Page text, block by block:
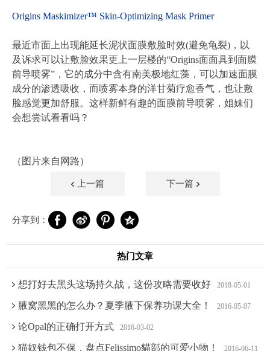
Origins Maskimizer™ Skin-Optimizing Mask Primer
最近市面上出现能延长泥状面膜敷脸时效(避免龟裂)，以
及诉求可以让敷脸效果更上一层楼的“Origins面面具到面膜
前导喷雾”，它的成分中含有南美极地红藻，可以加速面膜
成分的渗透吸收，而喷雾本身的洋甘菊疗愈香气，也让敷
脸感觉更加舒服。这样新鲜有趣的面膜前导喷雾，姐妹们
会想尝试看看吗？
（图片来自网路）
上一篇 下一篇
分享到：
热门文章
想打好去黑头这场持久战，这份攻略需要收好 2018-05-01
腋窝黑黑的怎么办？夏季腋下保养功课大全！ 2016-05-07
论Opal的正确打开方式 2016-03-02
猫奴钱包不保，盘点Felissimo貓部的可爱小物！ 2016-06-11